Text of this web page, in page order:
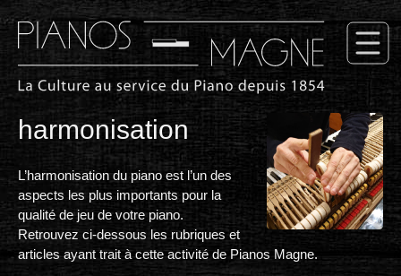
harmonisation
L’harmonisation du piano est l’un des
aspects les plus importants pour la
qualité de jeu de votre piano.
Retrouvez ci-dessous les rubriques et
articles ayant trait à cette activité de Pianos Magne.